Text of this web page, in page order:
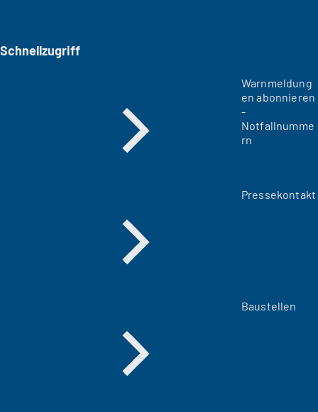
Schnellzugriff
Warnmeldung
en abonnieren
-
Notfallnumme
rn
Pressekontakt
Baustellen